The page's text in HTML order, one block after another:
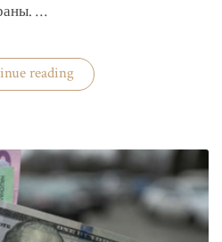
…
reading«Украина
практически
зерновые
культуры»